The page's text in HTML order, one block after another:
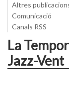
Altres
Comunicació
Canals RSS
La
Jazz-Vent